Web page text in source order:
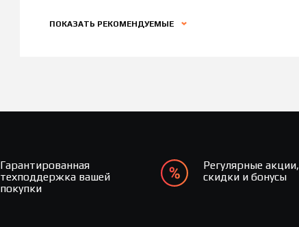
ПОКАЗАТЬ РЕКОМЕНДУЕМЫЕ
Гарантированная
техподдержка вашей
покупки
Регулярные акции,
скидки и бонусы